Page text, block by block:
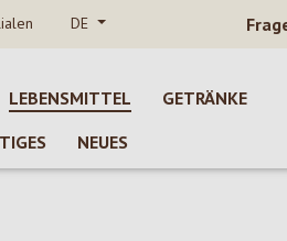
DE
LEBENSMITTEL
GETRÄNKE
NEUES